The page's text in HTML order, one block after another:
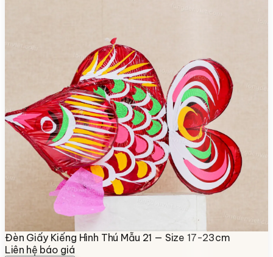
Đèn Giấy Kiếng Hình Thú Mẫu 21 — Size 17-23cm
Liên hệ báo giá